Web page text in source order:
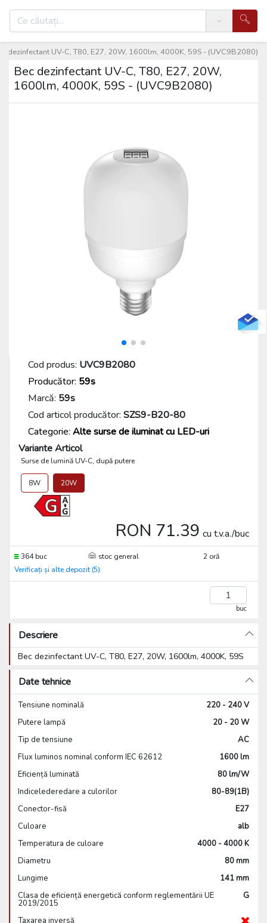
Search
dezinfectant UV-C, T80, E27, 20W, 1600lm, 4000K, 59S - (UVC9B2080)
Bec dezinfectant UV-C, T80, E27, 20W,
1600lm, 4000K, 59S - (UVC9B2080)
Cod produs: UVC9B2080
Producător: 59s
Marcă: 59s
Cod articol producător: SZS9-B20-80
Categorie: Alte surse de iluminat cu LED-uri
Variante Articol
Surse de lumină UV-C, după putere
8W 20W
RON 71.39 cu t.v.a./buc
364 buc stoc general
2 oră
Verificați și alte depozit (5)
buc
Descriere
Bec dezinfectant UV-C, T80, E27, 20W, 1600lm, 4000K, 59S
Date tehnice
Tensiune nominală
220 - 240 V
Putere lampă
20 - 20 W
Tip de tensiune
AC
Flux luminos nominal conform IEC 62612
1600 lm
Eficiență luminată
80 lm/W
Indicelederedare a culorilor
80-89(1B)
Conector-fisă
E27
Culoare
alb
Temperatura de culoare
4000 - 4000 K
Diametru
80 mm
Lungime
141 mm
Clasa de eficiență energetică conform reglementării UE
2019/2015
G
Taxarea inversă